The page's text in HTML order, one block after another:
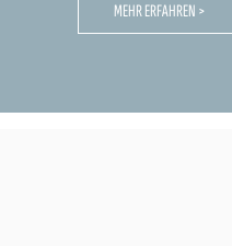
MEHR ERFAHREN >